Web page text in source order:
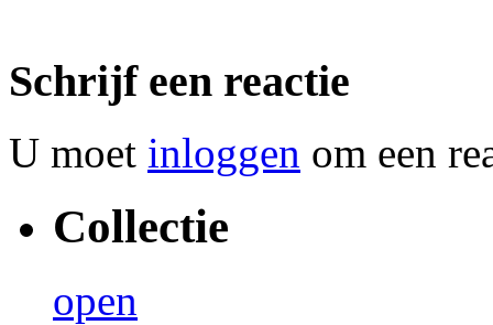
Schrijf een reactie
U moet inloggen om een
Collectie
open